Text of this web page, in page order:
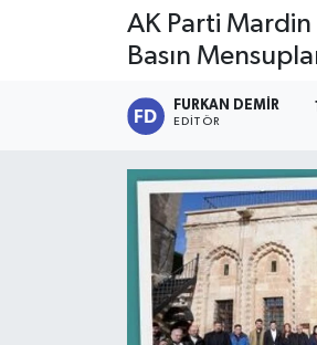
AK Parti
Basın
FURKAN DEMIR
EDITÖR
Tüm Manşetler
Son Dakika Haberleri
Haber Arşivi